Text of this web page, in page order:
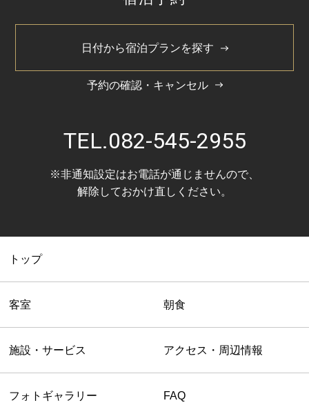
日付から宿泊プランを探す
予約の確認・キャンセル
TEL.082-545-2955
※非通知設定はお電話が通じませんので、
解除しておかけ直しください。
トップ
客室 朝食
施設・サービス アクセス・周辺情報
フォトギャラリー FAQ